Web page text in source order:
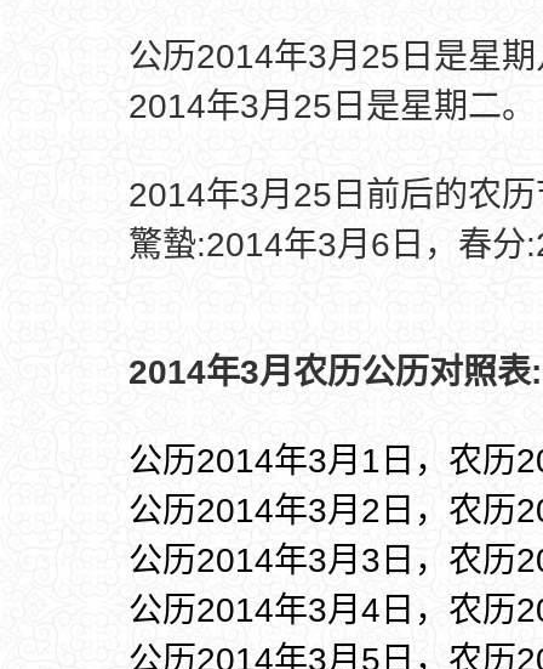
公历2014年3月25日是星
2014年3月25日是星期二。
2014年3月25日前后的农
驚蟄:2014年3月6日，春分
2014年3月农历公历对照表:
公历2014年3月1日，农历
公历2014年3月2日，农历
公历2014年3月3日，农历
公历2014年3月4日，农历
公历2014年3月5日，农历